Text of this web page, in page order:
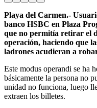
Playa del Carmen.-
banco HSBC en Plaza
que no permitía retirar el
operación, haciendo que
ladrones acudieran a
Este modus operandi se ha
básicamente la persona no
unidad no funciona, luego
extraen los billetes.